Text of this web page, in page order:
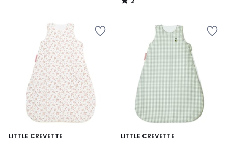
/
LITTLE CREVETTE
LITTLE CREVETTE